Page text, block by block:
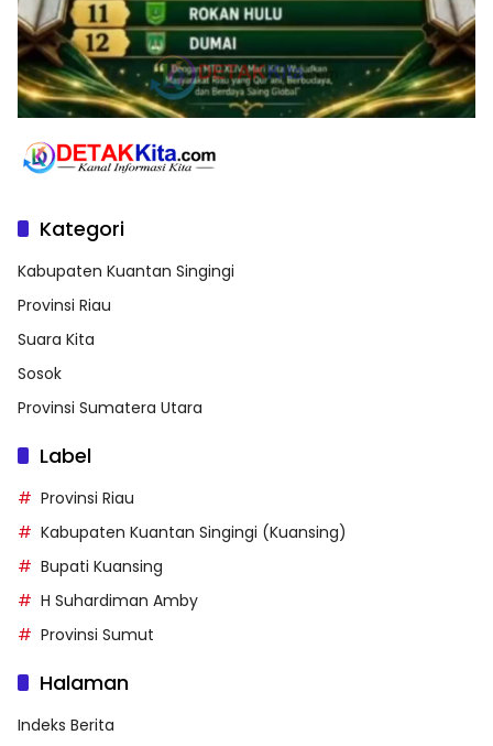
Kategori
Kabupaten Kuantan Singingi
Provinsi Riau
Suara Kita
Sosok
Provinsi Sumatera Utara
Label
Provinsi Riau
Kabupaten Kuantan Singingi (Kuansing)
Bupati Kuansing
H Suhardiman Amby
Provinsi Sumut
Halaman
Indeks Berita